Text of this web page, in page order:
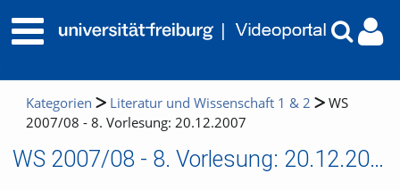
Kategorien Literatur und Wissenschaft 1 & 2
WS
2007/08 - 8. Vorlesung: 20.12.2007
WS 2007/08 - 8. Vorlesung: 20.12.2007